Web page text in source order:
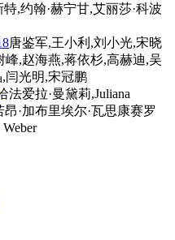
,约翰·赫宁甘,艾丽莎·科波
唐鉴军,王小利,刘小光,宋晓
,赵海燕,蒋依杉,高赫迪,吴
闫光明,宋冠鹏
法爱拉·曼黛莉,Juliana
昂·加布里埃尔·瓦思康赛罗